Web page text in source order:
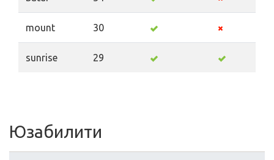
mount 30
sunrise 29
Юзабилити